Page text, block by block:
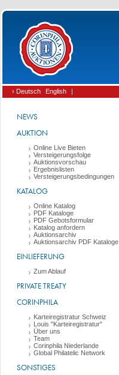
› Deutsch English |
NEWS
AUKTION
Online Live Bieten
Versteigerungsfolge
Auktionsvorschau
Ergebnislisten
Versteigerungsbedingungen
KATALOG
Online Katalog
PDF Kataloge
PDF Gebotsformular
Katalog anfordern
Auktionsarchiv
Auktionsarchiv PDF Kataloge
EINLIEFERUNG
Zum Ablauf
PRIVATE TREATY
CORINPHILA
Karteiregistratur Schweiz
Louis "Karteiregistratur"
Über uns
Team
Corinphila Niederlande
Global Philatelic Network
SONSTIGES